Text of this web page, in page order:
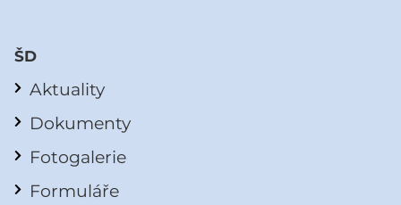
ŠD
Aktuality
Dokumenty
Fotogalerie
Formuláře